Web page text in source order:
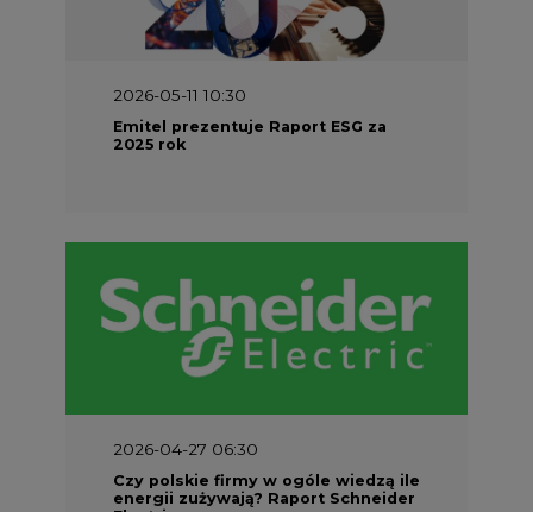
2026-05-11 10:30
Emitel prezentuje Raport ESG za
2025 rok
2026-04-27 06:30
Czy polskie firmy w ogóle wiedzą ile
energii zużywają? Raport Schneider